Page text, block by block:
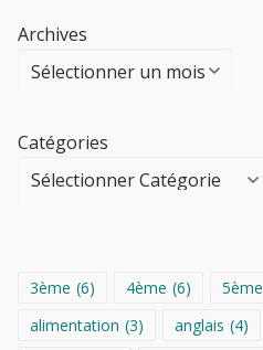
Archives
Catégories
3ème (6) 4ème (6) 5ème
alimentation (3) anglais (4)